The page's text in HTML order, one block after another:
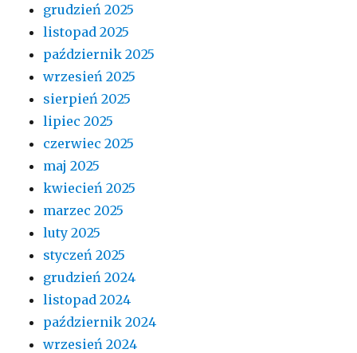
grudzień 2025
listopad 2025
październik 2025
wrzesień 2025
sierpień 2025
lipiec 2025
czerwiec 2025
maj 2025
kwiecień 2025
marzec 2025
luty 2025
styczeń 2025
grudzień 2024
listopad 2024
październik 2024
wrzesień 2024